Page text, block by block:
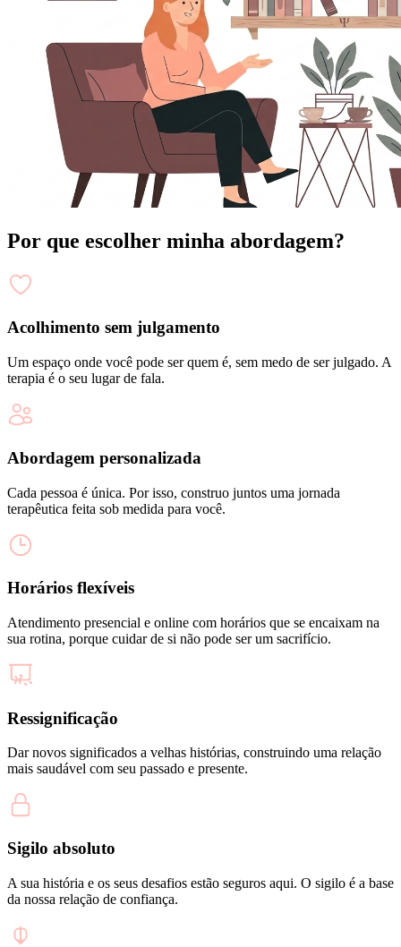
Por que escolher minha abordagem?
Acolhimento sem julgamento
Um espaço onde você pode ser quem é, sem medo de ser julgado. A
terapia é o seu lugar de fala.
Abordagem personalizada
Cada pessoa é única. Por isso, construo juntos uma jornada
terapêutica feita sob medida para você.
Horários flexíveis
Atendimento presencial e online com horários que se encaixam na
sua rotina, porque cuidar de si não pode ser um sacrifício.
Ressignificação
Dar novos significados a velhas histórias, construindo uma relação
mais saudável com seu passado e presente.
Sigilo absoluto
A sua história e os seus desafios estão seguros aqui. O sigilo é a base
da nossa relação de confiança.